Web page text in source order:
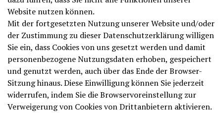
Website nutzen können.
Mit der fortgesetzten Nutzung unserer Website und/oder
der Zustimmung zu dieser Datenschutzerklärung willigen
Sie ein, dass Cookies von uns gesetzt werden und damit
personenbezogene Nutzungsdaten erhoben, gespeichert
und genutzt werden, auch über das Ende der Browser-
Sitzung hinaus. Diese Einwilligung können Sie jederzeit
widerrufen, indem Sie die Browservoreinstellung zur
Verweigerung von Cookies von Drittanbietern aktivieren.